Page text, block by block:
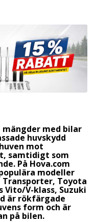
mängder med bilar
huvskydd
mot
samtidigt som
På Hova.com
modeller
Transporter, Toyota
Vito/V-klass, Suzuki
är rökfärgade
form och är
på bilen.